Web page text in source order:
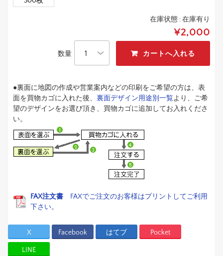
在庫状態 :在庫有り
¥2,000
数量
●裏面に地図の作成や営業案内などの印刷をご希望の方は、表
面を買物カゴに入れた後、 裏面デザイン用途別一覧より、ご希
望のデザインをお選び頂き、買物カゴに追加してお入れくださ
い。
FAX注文書 FAXでご注文のお客様はプリントしてご利用
下さい。
X Facebook はてブ Pocket
LINE